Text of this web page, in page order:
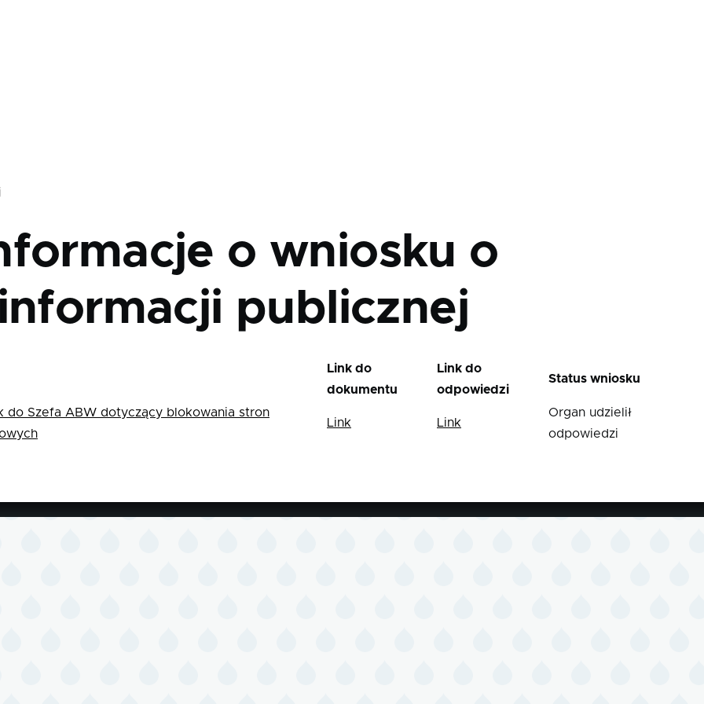
o wniosku o
publicznej
Link do
dokumentu
Link do
odpowiedzi
Status wniosku
do Szefa ABW dotyczący blokowania stron
Link Link
Organ udzielił
odpowiedzi